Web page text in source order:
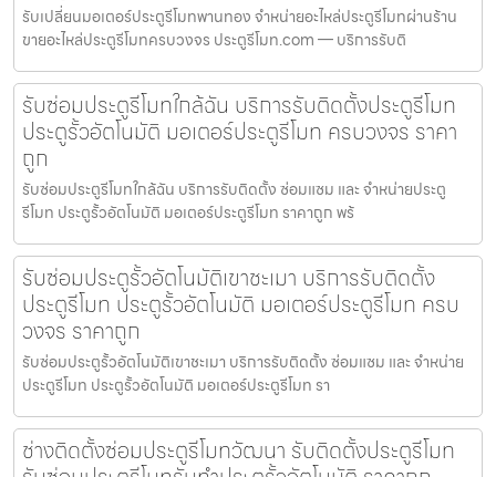
รับเปลี่ยนมอเตอร์ประตูรีโมทพานทอง จำหน่ายอะไหล่ประตูรีโมทผ่านร้าน
ขายอะไหล่ประตูรีโมทครบวงจร ประตูรีโมท.com — บริการรับติ
รับซ่อมประตูรีโมทใกล้ฉัน บริการรับติดตั้งประตูรีโมท
ประตูรั้วอัตโนมัติ มอเตอร์ประตูรีโมท ครบวงจร ราคา
ถูก
รับซ่อมประตูรีโมทใกล้ฉัน บริการรับติดตั้ง ซ่อมแซม และ จำหน่ายประตู
รีโมท ประตูรั้วอัตโนมัติ มอเตอร์ประตูรีโมท ราคาถูก พร้
รับซ่อมประตูรั้วอัตโนมัติเขาชะเมา บริการรับติดตั้ง
ประตูรีโมท ประตูรั้วอัตโนมัติ มอเตอร์ประตูรีโมท ครบ
วงจร ราคาถูก
รับซ่อมประตูรั้วอัตโนมัติเขาชะเมา บริการรับติดตั้ง ซ่อมแซม และ จำหน่าย
ประตูรีโมท ประตูรั้วอัตโนมัติ มอเตอร์ประตูรีโมท รา
ช่างติดตั้งซ่อมประตูรีโมทวัฒนา รับติดตั้งประตูรีโมท